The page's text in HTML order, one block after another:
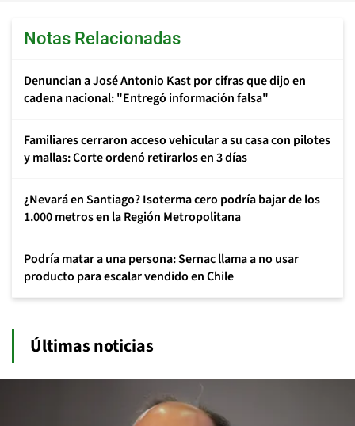
Notas Relacionadas
Denuncian a José Antonio Kast por cifras que dijo en
cadena nacional: "Entregó información falsa"
Familiares cerraron acceso vehicular a su casa con pilotes
y mallas: Corte ordenó retirarlos en 3 días
¿Nevará en Santiago? Isoterma cero podría bajar de los
1.000 metros en la Región Metropolitana
Podría matar a una persona: Sernac llama a no usar
producto para escalar vendido en Chile
Últimas noticias